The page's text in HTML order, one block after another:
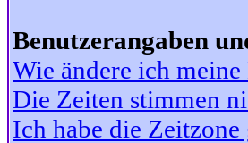
Benutzerangaben
Wie ändere ich
Die Zeiten stimmen
Ich habe die